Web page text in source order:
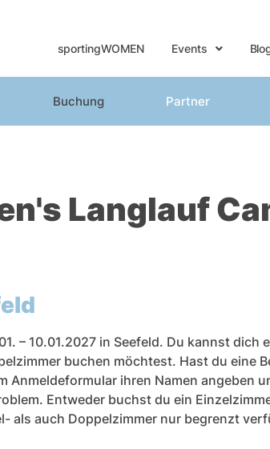
sportingWOMEN Events
Buchung Partner
Langlauf
– 10.01.2027 in Seefeld. Du kannst
buchen möchtest. Hast du eine
Anmeldeformular ihren Namen angeben
Entweder buchst du ein
als auch Doppelzimmer nur begrenzt